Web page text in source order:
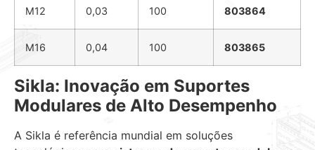
M12 0,03 100 803864
M16 0,04 100 803865
Sikla: Inovação em Suportes
Modulares de Alto Desempenho
A Sikla é referência mundial em soluções